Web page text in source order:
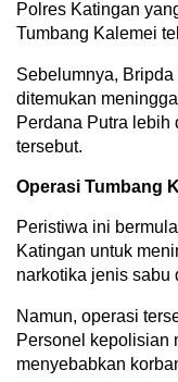
Polres Katingan
Tumbang Kalemei
Sebelumnya,
ditemukan
Perdana Putra lebih
tersebut.
Operasi Tumbang
Peristiwa ini
Katingan untuk
narkotika jenis sabu
Namun, operasi
Personel kepolisian
menyebabkan